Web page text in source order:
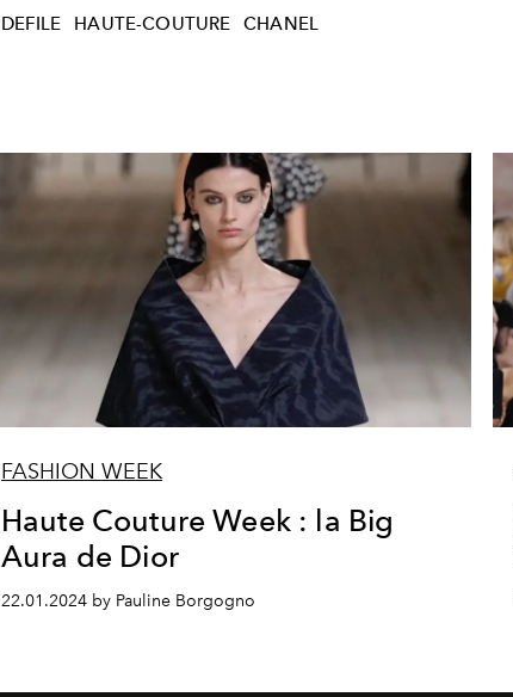
DEFILE HAUTE-COUTURE CHANEL
FASHION WEEK
Haute Couture Week : la Big
Aura de Dior
22.01.2024 by Pauline Borgogno